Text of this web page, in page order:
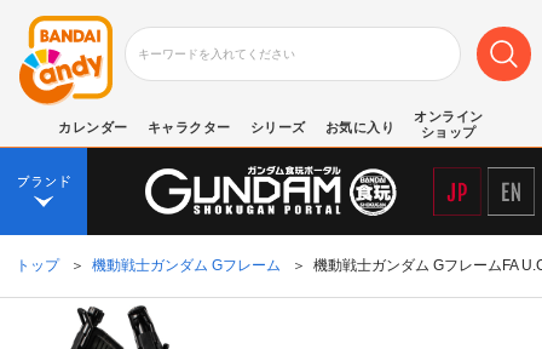
カレンダー キャラクター シリーズ お気に入り
オンライン
ショップ
トップ ＞ 機動戦士ガンダム Gフレーム ＞ 機動戦士ガンダム GフレームFA